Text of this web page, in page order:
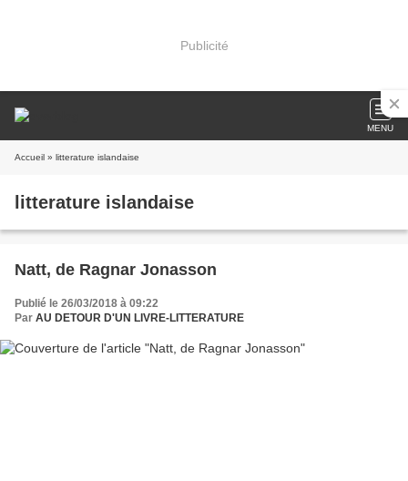
Publicité
MENU
Accueil » litterature islandaise
litterature islandaise
Natt, de Ragnar Jonasson
Publié le 26/03/2018 à 09:22
Par AU DETOUR D'UN LIVRE-LITTERATURE